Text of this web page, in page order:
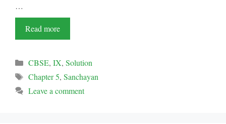
…
Read more
Categories
CBSE, IX, Solution
Tags
Chapter 5, Sanchayan
Leave a comment